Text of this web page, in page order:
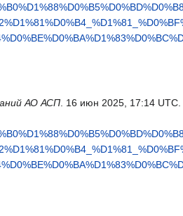
АО АСП. 16 июн 2025, 17:14 UTC.